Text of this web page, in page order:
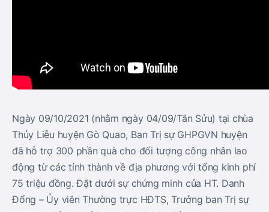
Ngày 09/10/2021 (nhằm ngày 04/09/Tân Sửu) tại chùa
Thủy Liễu huyện Gò Quao, Ban Trị sự GHPGVN huyện
đã hỗ trợ 300 phần quà cho đối tượng công nhân lao
động từ các tỉnh thành về địa phương với tổng kinh phí
75 triệu đồng. Đặt dưới sự chứng minh của HT. Danh
Đổng – Ủy viên Thường trực HĐTS, Trưởng ban Trị sự